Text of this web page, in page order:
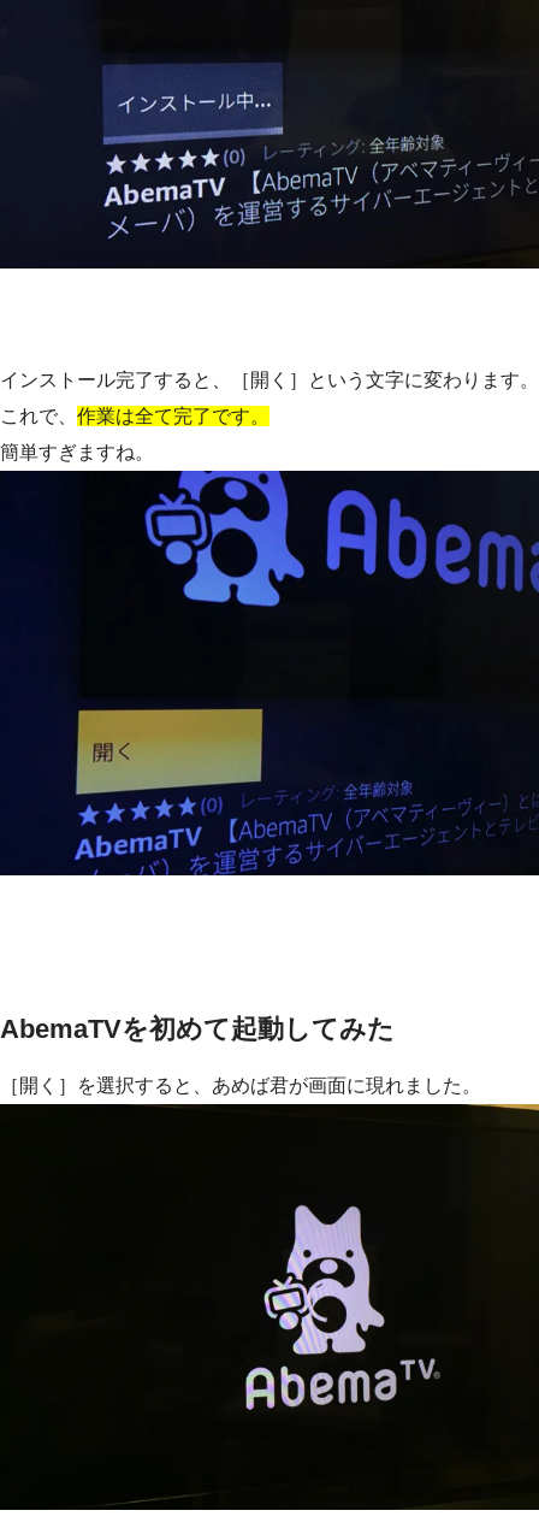
インストール完了すると、［開く］という文字に変わります。
これで、 作業は全て完了です。
簡単すぎますね。
AbemaTVを初めて起動してみた
［開く］を選択すると、あめば君が画面に現れました。